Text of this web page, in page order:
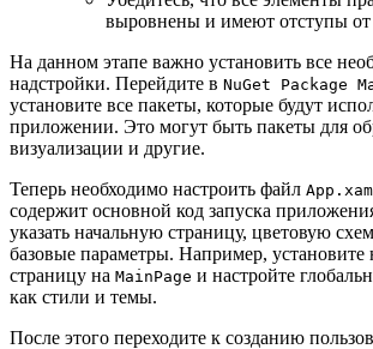
выровнены и имеют отступы от
На данном этапе важно установить все
надстройки. Перейдите в NuGet Package
установите все пакеты, которые будут
приложении. Это могут быть пакеты для
визуализации и другие.
Теперь необходимо настроить файл
содержит основной код запуска
указать начальную страницу, цветовую
базовые параметры. Например, установите
страницу на MainPage и настройте
как стили и темы.
После этого переходите к созданию